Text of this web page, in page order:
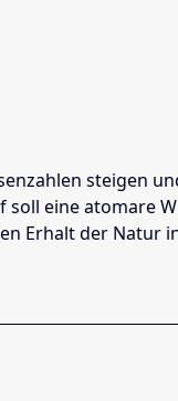
steigen
soll eine atomare
Erhalt der Natur